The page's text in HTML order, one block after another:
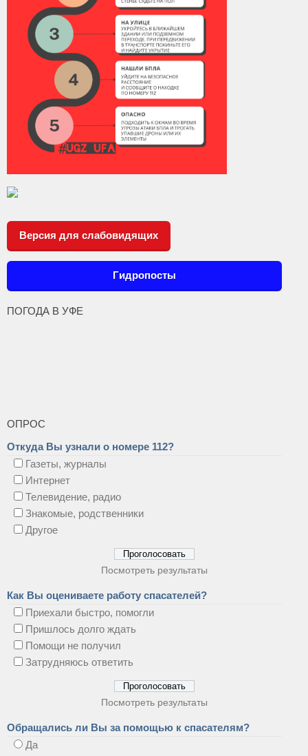
Версия для слабовидящих
Гидропосты
ПОГОДА В УФЕ
ОПРОС
Откуда Вы узнали о номере 112?
Газеты, журналы
Интернет
Телевидение, радио
Знакомые, родственники
Другое
Посмотреть результаты
Как Вы оцениваете работу спасателей?
Приехали быстро, помогли
Пришлось долго ждать
Помощи не получил
Затрудняюсь ответить
Посмотреть результаты
Обращались ли Вы за помощью к спасателям?
Да